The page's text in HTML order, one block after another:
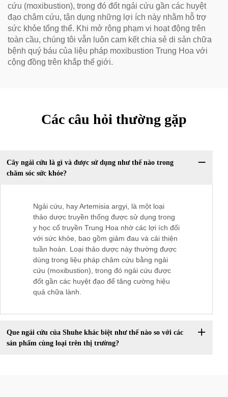
cứu (moxibustion), trong đó đốt ngải cứu gần các huyệt
đạo châm cứu, tận dụng những lợi ích này nhằm hỗ trợ
sức khỏe tổng thể. Khi mở rộng phạm vi hoạt động trên
toàn cầu, chúng tôi vẫn luôn cam kết chia sẻ di sản chữa
bệnh quý báu của liệu pháp moxibustion Trung Hoa với
cộng đồng trên khắp thế giới.
Các câu hỏi thường gặp
Cây ngải cứu là gì và được sử dụng như thế nào trong
chăm sóc sức khỏe?
Ngải cứu, hay Artemisia argyi, là một loại
thảo dược truyền thống được sử dụng trong
y học cổ truyền Trung Hoa nhờ các lợi ích đối
với sức khỏe, bao gồm giảm đau và cải thiện
tuần hoàn. Loại thảo dược này thường được
dùng trong liệu pháp châm cứu bằng ngải
cứu (moxibustion), trong đó ngải cứu được
đốt gần các huyệt đạo để tăng cường hiệu
quả chữa lành.
Que ngải cứu của Shuhe khác biệt như thế nào so với các
sản phẩm cùng loại trên thị trường?